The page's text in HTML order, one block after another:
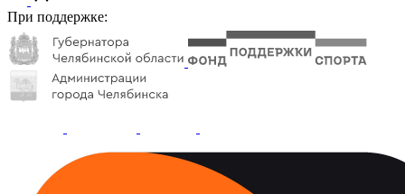
При поддержке: